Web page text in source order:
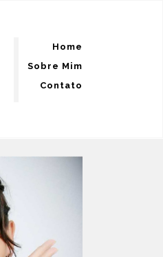
Home
Sobre Mim
Contato